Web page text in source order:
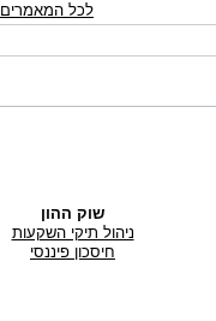
לכל המאמרים
שוק ההון
ניהול תיקי השקעות
חיסכון פיננסי